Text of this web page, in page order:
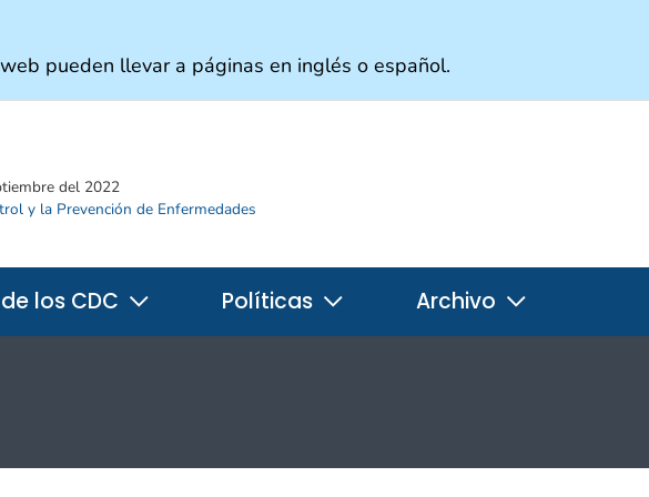
pueden llevar a páginas en inglés o español.
del 2022
y la Prevención de Enfermedades
los CDC Políticas Archivo